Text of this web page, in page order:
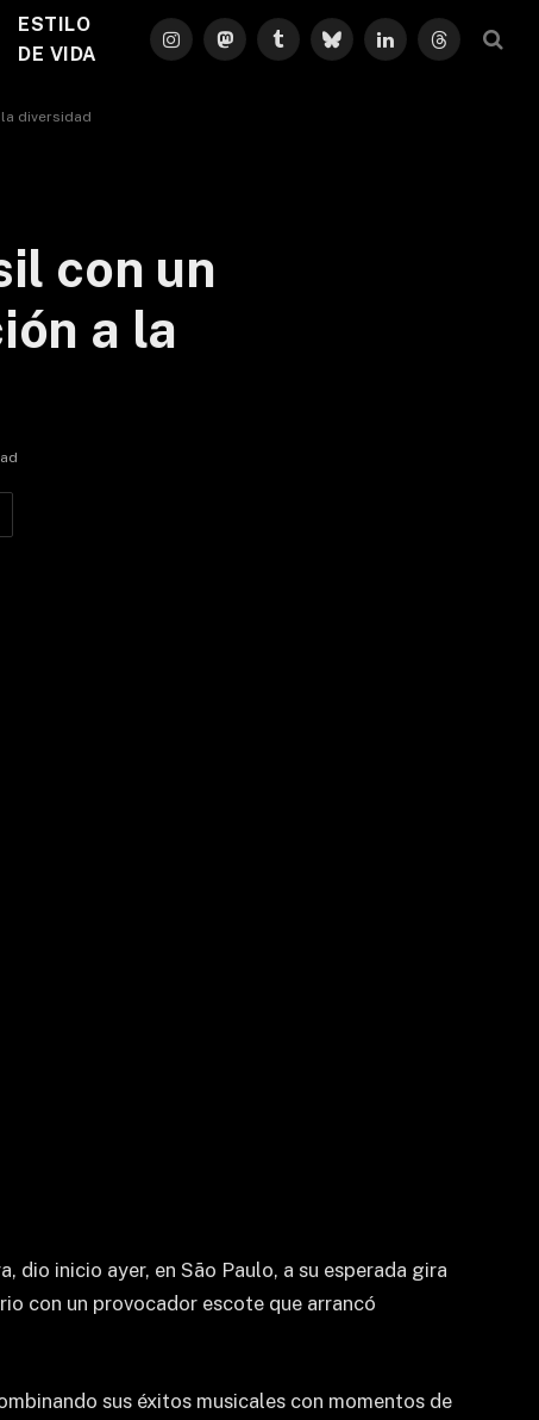
ESTILO
DE VIDA
InstagramMastodonTumblrBlueskyLinkedInThreads
diversidad
con un
a la
dio inicio ayer, en São Paulo, a su esperada gira
con un provocador escote que arrancó
sus éxitos musicales con momentos de